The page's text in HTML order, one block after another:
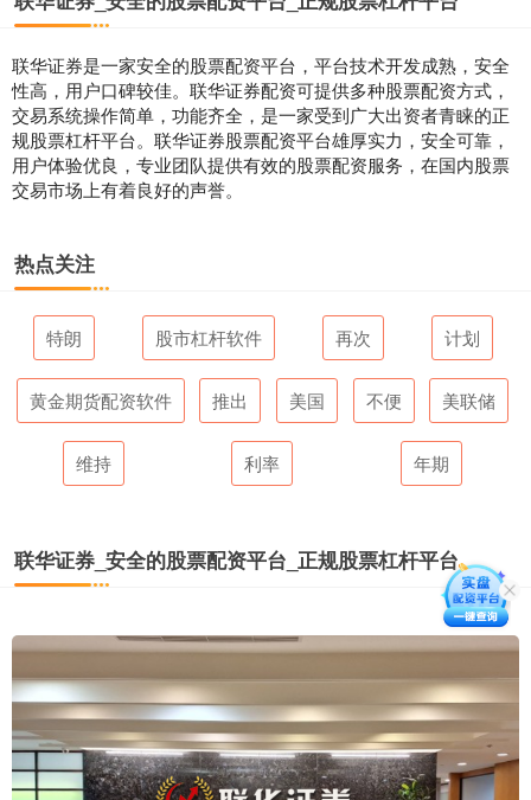
联华证券是一家安全的股票配资平台，平台技术开发成熟，安全
性高，用户口碑较佳。联华证券配资可提供多种股票配资方式，
交易系统操作简单，功能齐全，是一家受到广大出资者青睐的正
规股票杠杆平台。联华证券股票配资平台雄厚实力，安全可靠，
用户体验优良，专业团队提供有效的股票配资服务，在国内股票
交易市场上有着良好的声誉。
热点关注
特朗 股市杠杆软件 再次 计划
黄金期货配资软件 推出 美国 不便 美联储
维持 利率 年期
联华证券_安全的股票配资平台_正规股票杠杆平台